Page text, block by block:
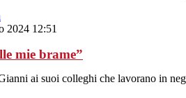
2024 12:51
mie brame”
ai suoi colleghi che lavorano in